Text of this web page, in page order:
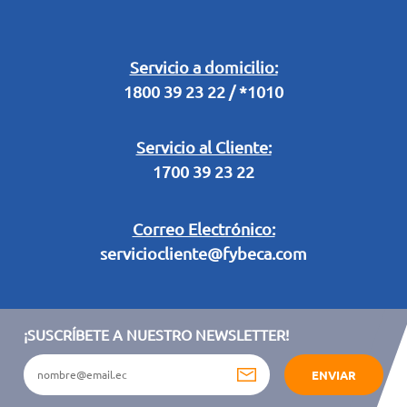
Servicio a domicilio:
1800 39 23 22 / *1010
Servicio al Cliente:
1700 39 23 22
Correo Electrónico:
serviciocliente@fybeca.com
Legal Campaña Produbanco
Términos y condiciones sorteo partido de fútbol "Tu ídolo"
¡SUSCRÍBETE A NUESTRO NEWSLETTER!
ENVIAR